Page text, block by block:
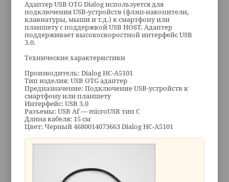
Адаптер USB OTG Dialog используется для
подключения USB-устройств (флэш-накопители,
клавиатуры, мыши и т.д.) к смартфону или
планшету с поддержкой USB HOST. Адаптер
поддерживает высокоскоростной интерфейс USB
3.0.
Технические характеристики
Производитель: Dialog HC-A5101
Тип изделия: USB OTG адаптер
Предназначение: Подключение USB-устройств к
смартфону или планшету
Интерфейс: USB 3.0
Разъемы: USB Аf — microUSB тип С
Длина кабеля: 15 см
Цвет: Черный 4680014073663 Dialog HC-A5101